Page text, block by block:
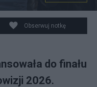
Obserwuj notkę
do finału
2026.